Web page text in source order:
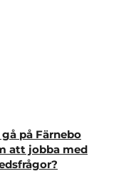
på Färnebo
att jobba med